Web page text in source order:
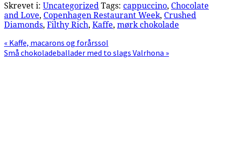
Skrevet i: Uncategorized Tags: cappuccino, Chocolate
and Love, Copenhagen Restaurant Week, Crushed
Diamonds, Filthy Rich, Kaffe, mørk chokolade
Previous
Post:
« Kaffe, macarons og forårssol
Next
Små chokoladeballader med to slags Valrhona »